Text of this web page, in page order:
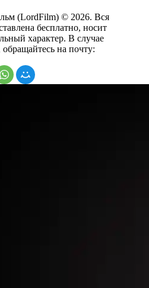
(LordFilm) © 2026. Вся
бесплатно, носит
характер. В случае
на почту: